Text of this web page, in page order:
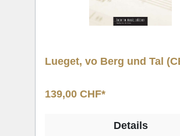
Lueget, vo Berg und Tal
139,00 CHF*
Details